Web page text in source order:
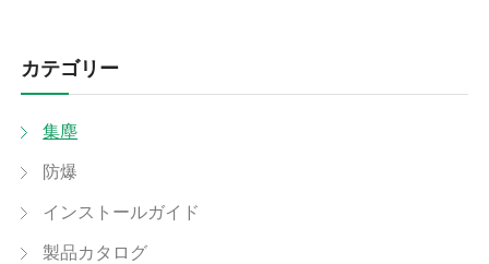
カテゴリー
集塵
防爆
インストールガイド
製品カタログ